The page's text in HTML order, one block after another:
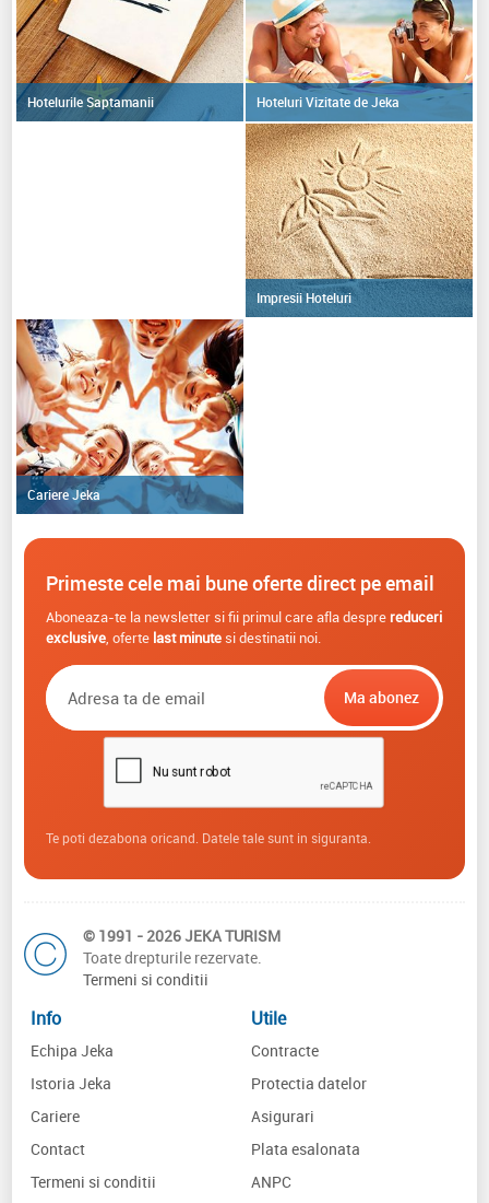
Hotelurile Saptamanii Hoteluri Vizitate de Jeka
Impresii Hoteluri
Cariere Jeka
Primeste cele mai bune oferte direct pe email
Aboneaza-te la newsletter si fii primul care afla despre reduceri
exclusive, oferte last minutesi destinatii noi.
Te poti dezabona oricand. Datele tale sunt in siguranta.
© 1991 - 2026 JEKA TURISM
Toate drepturile rezervate.
Termeni si conditii
Info
Echipa Jeka
Istoria Jeka
Cariere
Contact
Termeni si conditii
Utile
Contracte
Protectia datelor
Asigurari
Plata esalonata
ANPC